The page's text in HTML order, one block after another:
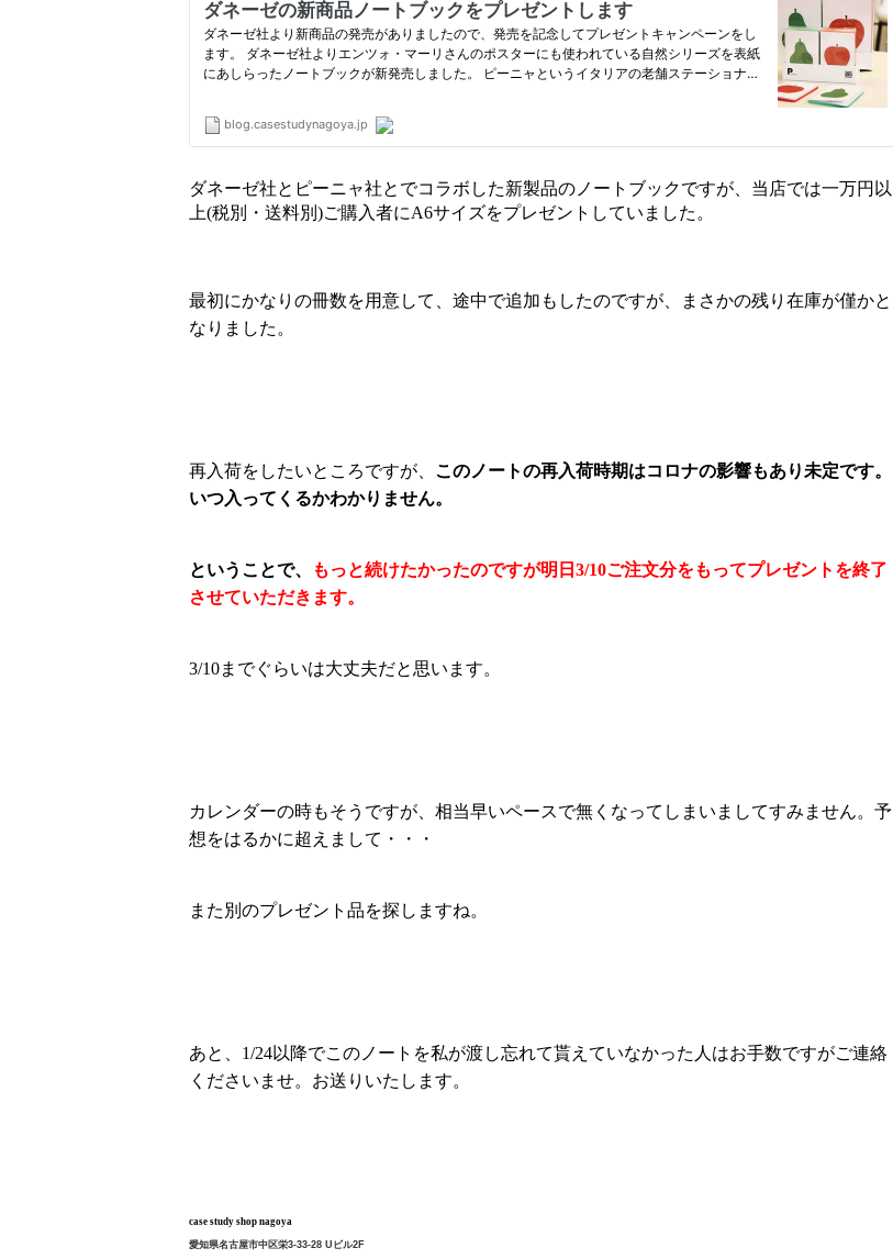
ダネーゼ社とピーニャ社とでコラボした新製品のノートブックですが、当店では一万円以
上(税別・送料別)ご購入者にA6サイズをプレゼントしていました。
最初にかなりの冊数を用意して、途中で追加もしたのですが、まさかの残り在庫が僅かと
なりました。
再入荷をしたいところですが、 このノートの再入荷時期はコロナの影響もあり未定です。
いつ入ってくるかわかりません。
ということで、
もっと続けたかったのですが明日3/10ご注文分をもってプレゼントを終了
させていただきます。
3/10までぐらいは大丈夫だと思います。
カレンダーの時もそうですが、相当早いペースで無くなってしまいましてすみません。予
想をはるかに超えまして・・・
また別のプレゼント品を探しますね。
あと、1/24以降でこのノートを私が渡し忘れて貰えていなかった人はお手数ですがご連絡
くださいませ。お送りいたします。
case study shop nagoya
愛知県名古屋市中区栄3-33-28 Uビル2F